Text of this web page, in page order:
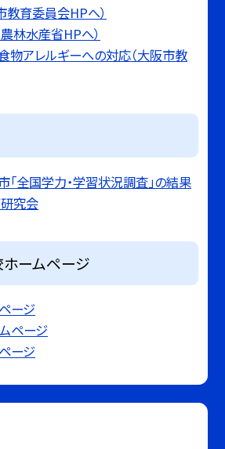
教育委員会HPへ）
林水産省HPへ）
物アレルギーへの対応（大阪市教
全国学力・学習状況調査」の結果
究会
ームページ
ージ
ページ
ージ